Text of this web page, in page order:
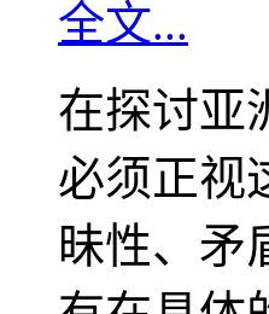
全文...
在探讨亚
必须正视
昧性、矛